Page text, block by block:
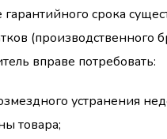
гарантийного срока
(производственного
вправе потребовать:
устранения
товара;